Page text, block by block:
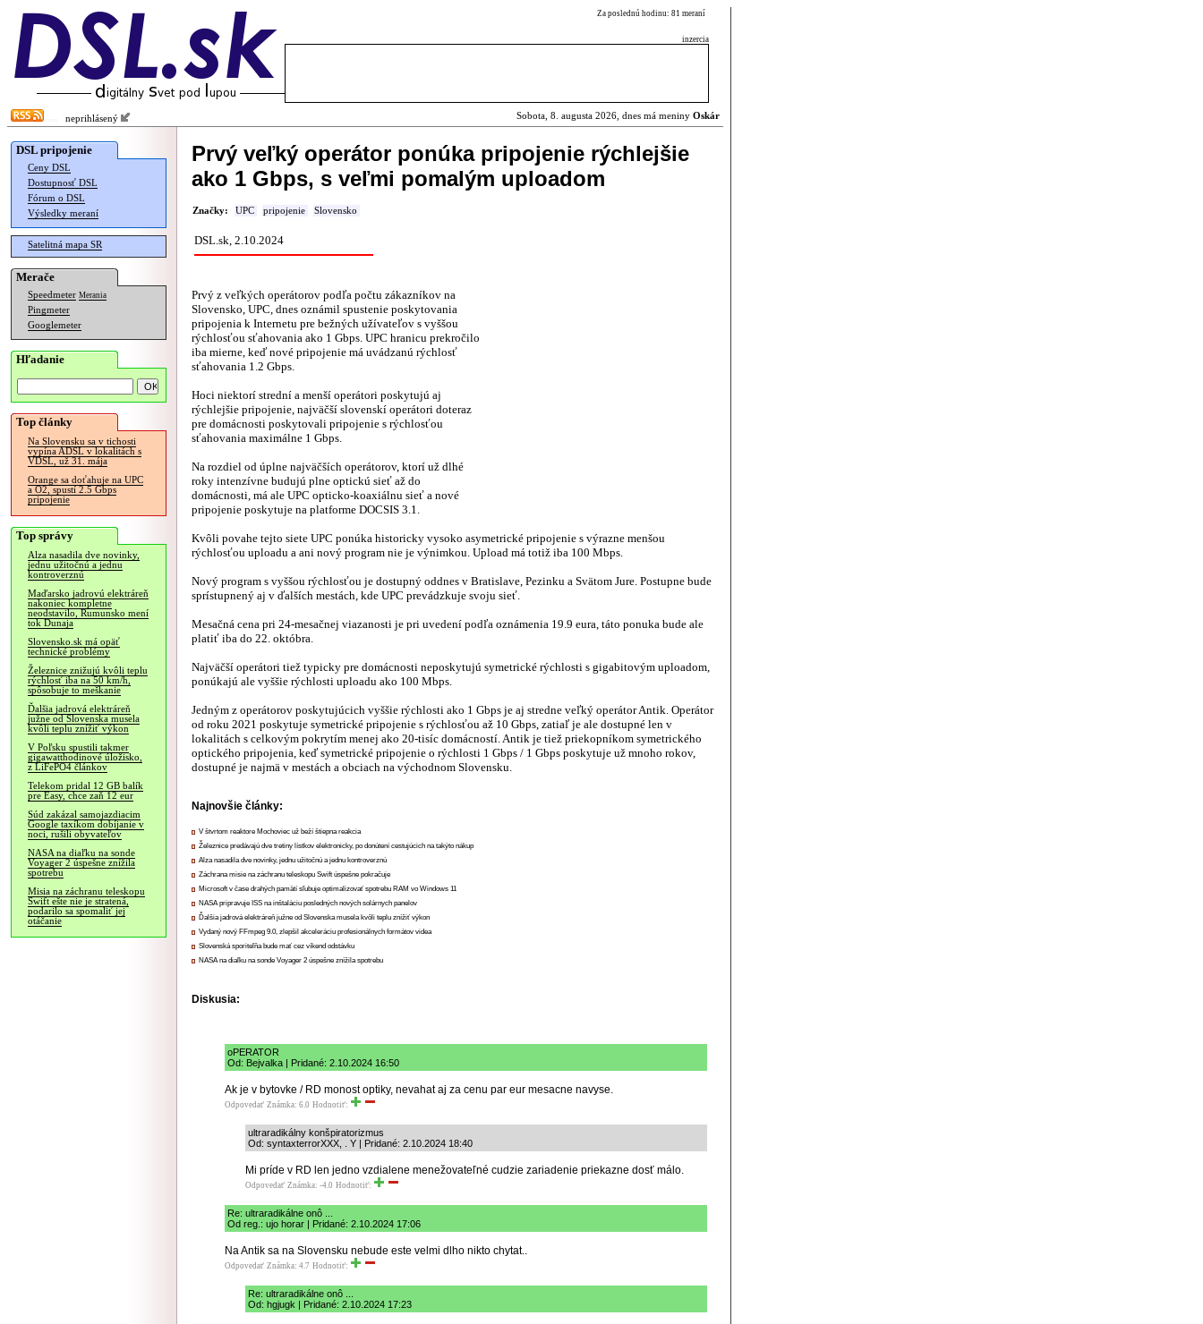
Za poslednú hodinu: 81 meraní
inzercia
neprihlásený Sobota, 8. augusta 2026, dnes má meniny Oskár
DSL pripojenie
Ceny DSL
Dostupnosť DSL
Fórum o DSL
Výsledky meraní
Satelitná mapa SR
Merače
Speedmeter Merania
Pingmeter
Googlemeter
Hľadanie
Top články
Na Slovensku sa v tichosti
vypína ADSL v lokalitách s
VDSL, už 31. mája
Orange sa doťahuje na UPC
a O2, spustí 2.5 Gbps
pripojenie
Top správy
Alza nasadila dve novinky,
jednu užitočnú a jednu
kontroverznú
Maďarsko jadrovú elektráreň
nakoniec kompletne
neodstavilo, Rumunsko mení
tok Dunaja
Slovensko.sk má opäť
technické problémy
Železnice znižujú kvôli teplu
rýchlosť iba na 50 km/h,
spôsobuje to meškanie
Ďalšia jadrová elektráreň
južne od Slovenska musela
kvôli teplu znížiť výkon
V Poľsku spustili takmer
gigawatthodinové úložisko,
z LiFePO4 článkov
Telekom pridal 12 GB balík
pre Easy, chce zaň 12 eur
Súd zakázal samojazdiacim
Google taxíkom dobíjanie v
noci, rušili obyvateľov
NASA na diaľku na sonde
Voyager 2 úspešne znížila
spotrebu
Misia na záchranu teleskopu
Swift ešte nie je stratená,
podarilo sa spomaliť jej
otáčanie
Prvý veľký operátor ponúka pripojenie rýchlejšie
ako 1 Gbps, s veľmi pomalým uploadom
Značky: UPC pripojenie Slovensko
DSL.sk, 2.10.2024
Prvý z veľkých operátorov podľa počtu zákazníkov na
Slovensko, UPC, dnes oznámil spustenie poskytovania
pripojenia k Internetu pre bežných užívateľov s vyššou
rýchlosťou sťahovania ako 1 Gbps. UPC hranicu prekročilo
iba mierne, keď nové pripojenie má uvádzanú rýchlosť
sťahovania 1.2 Gbps.
Hoci niektorí strední a menší operátori poskytujú aj
rýchlejšie pripojenie, najväčší slovenskí operátori doteraz
pre domácnosti poskytovali pripojenie s rýchlosťou
sťahovania maximálne 1 Gbps.
Na rozdiel od úplne najväčších operátorov, ktorí už dlhé
roky intenzívne budujú plne optickú sieť až do
domácnosti, má ale UPC opticko-koaxiálnu sieť a nové
pripojenie poskytuje na platforme DOCSIS 3.1.
Kvôli povahe tejto siete UPC ponúka historicky vysoko asymetrické pripojenie s výrazne menšou
rýchlosťou uploadu a ani nový program nie je výnimkou. Upload má totiž iba 100 Mbps.
Nový program s vyššou rýchlosťou je dostupný oddnes v Bratislave, Pezinku a Svätom Jure. Postupne bude
sprístupnený aj v ďalších mestách, kde UPC prevádzkuje svoju sieť.
Mesačná cena pri 24-mesačnej viazanosti je pri uvedení podľa oznámenia 19.9 eura, táto ponuka bude ale
platiť iba do 22. októbra.
Najväčší operátori tiež typicky pre domácnosti neposkytujú symetrické rýchlosti s gigabitovým uploadom,
ponúkajú ale vyššie rýchlosti uploadu ako 100 Mbps.
Jedným z operátorov poskytujúcich vyššie rýchlosti ako 1 Gbps je aj stredne veľký operátor Antik. Operátor
od roku 2021 poskytuje symetrické pripojenie s rýchlosťou až 10 Gbps, zatiaľ je ale dostupné len v
lokalitách s celkovým pokrytím menej ako 20-tisíc domácností. Antik je tiež priekopníkom symetrického
optického pripojenia, keď symetrické pripojenie o rýchlosti 1 Gbps / 1 Gbps poskytuje už mnoho rokov,
dostupné je najmä v mestách a obciach na východnom Slovensku.
Najnovšie články:
V štvrtom reaktore Mochoviec už beží štiepna reakcia
Železnice predávajú dve tretiny lístkov elektronicky, po donútení cestujúcich na takýto nákup
Alza nasadila dve novinky, jednu užitočnú a jednu kontroverznú
Záchrana misie na záchranu teleskopu Swift úspešne pokračuje
Microsoft v čase drahých pamätí sľubuje optimalizovať spotrebu RAM vo Windows 11
NASA pripravuje ISS na inštaláciu posledných nových solárnych panelov
Ďalšia jadrová elektráreň južne od Slovenska musela kvôli teplu znížiť výkon
Vydaný nový FFmpeg 9.0, zlepšil akceleráciu profesionálnych formátov videa
Slovenská sporiteľňa bude mať cez víkend odstávku
NASA na diaľku na sonde Voyager 2 úspešne znížila spotrebu
Diskusia:
oPERATOR
Od: Bejvalka | Pridané: 2.10.2024 16:50
Ak je v bytovke / RD monost optiky, nevahat aj za cenu par eur mesacne navyse.
Odpovedať Známka: 6.0 Hodnotiť:
ultraradikálny konšpiratorizmus
Od: syntaxterrorXXX, . Y | Pridané: 2.10.2024 18:40
Mi príde v RD len jedno vzdialene menežovateľné cudzie zariadenie priekazne dosť málo.
Odpovedať Známka: -4.0 Hodnotiť:
Re: ultraradikálne onô ...
Od reg.: ujo horar | Pridané: 2.10.2024 17:06
Na Antik sa na Slovensku nebude este velmi dlho nikto chytat..
Odpovedať Známka: 4.7 Hodnotiť:
Re: ultraradikálne onô ...
Od: hgjugk | Pridané: 2.10.2024 17:23